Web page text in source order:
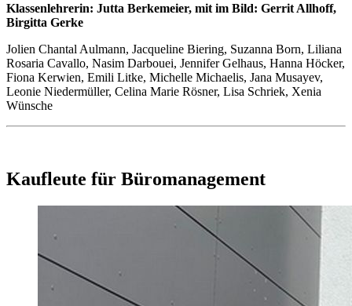
Klassenlehrerin: Jutta Berkemeier, mit im Bild: Gerrit Allhoff,
Birgitta Gerke
Jolien Chantal Aulmann, Jacqueline Biering, Suzanna Born, Liliana
Rosaria Cavallo, Nasim Darbouei, Jennifer Gelhaus, Hanna Höcker,
Fiona Kerwien, Emili Litke, Michelle Michaelis, Jana Musayev,
Leonie Niedermüller, Celina Marie Rösner, Lisa Schriek, Xenia
Wünsche
Kaufleute für Büromanagement